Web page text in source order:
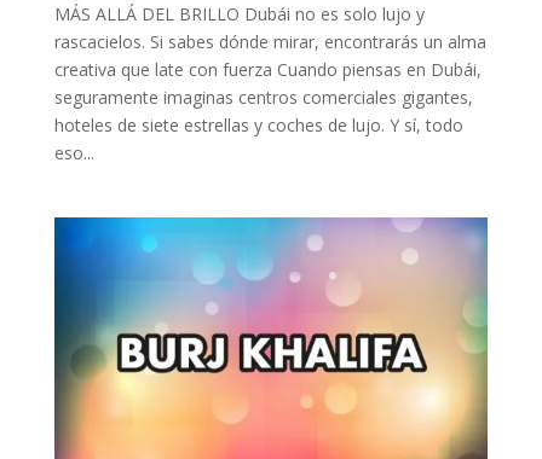
MÁS ALLÁ DEL BRILLO Dubái no es solo lujo y
rascacielos. Si sabes dónde mirar, encontrarás un alma
creativa que late con fuerza Cuando piensas en Dubái,
seguramente imaginas centros comerciales gigantes,
hoteles de siete estrellas y coches de lujo. Y sí, todo
eso...